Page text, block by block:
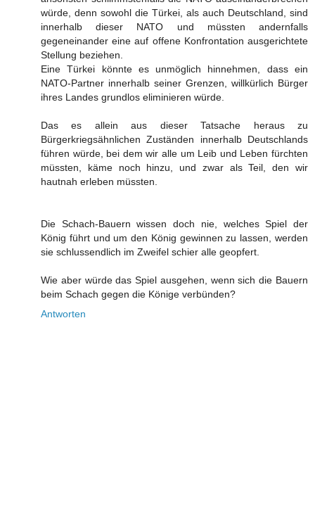
würde, denn sowohl die Türkei, als auch Deutschland, sind
innerhalb dieser NATO und müssten andernfalls
gegeneinander eine auf offene Konfrontation ausgerichtete
Stellung beziehen.
Eine Türkei könnte es unmöglich hinnehmen, dass ein
NATO-Partner innerhalb seiner Grenzen, willkürlich Bürger
ihres Landes grundlos eliminieren würde.
Das es allein aus dieser Tatsache heraus zu
Bürgerkriegsähnlichen Zuständen innerhalb Deutschlands
führen würde, bei dem wir alle um Leib und Leben fürchten
müssten, käme noch hinzu, und zwar als Teil, den wir
hautnah erleben müssten.
Die Schach-Bauern wissen doch nie, welches Spiel der
König führt und um den König gewinnen zu lassen, werden
sie schlussendlich im Zweifel schier alle geopfert.
Wie aber würde das Spiel ausgehen, wenn sich die Bauern
beim Schach gegen die Könige verbünden?
Antworten